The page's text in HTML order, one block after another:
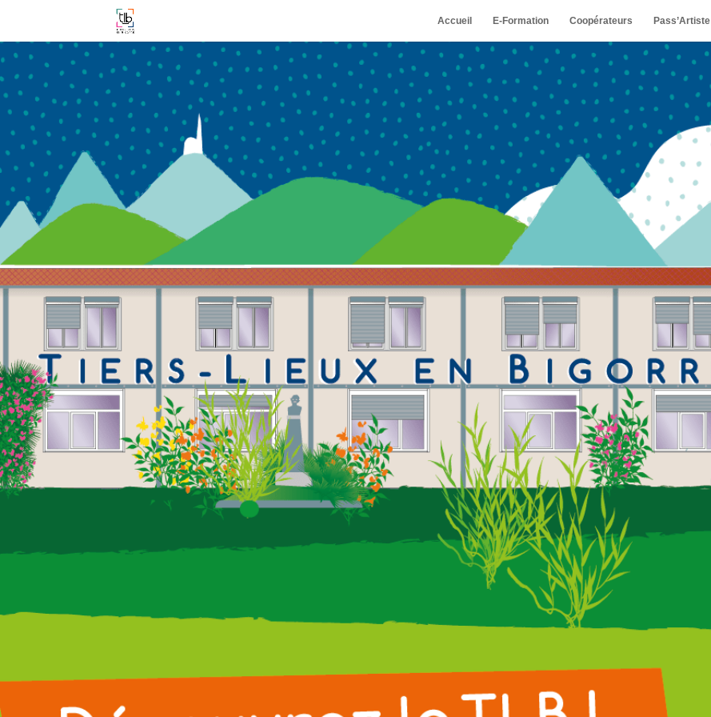
Accueil E-Formation Coopérateurs Pass’Artiste